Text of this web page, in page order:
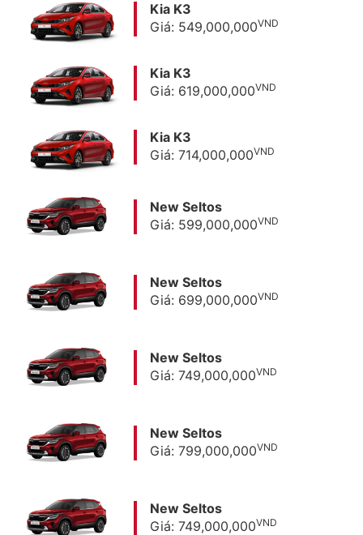
Kia K3
Giá: 549,000,000VND
Kia K3
Giá: 619,000,000VND
Kia K3
Giá: 714,000,000VND
New Seltos
Giá: 599,000,000VND
New Seltos
Giá: 699,000,000VND
New Seltos
Giá: 749,000,000VND
New Seltos
Giá: 799,000,000VND
New Seltos
Giá: 749,000,000VND